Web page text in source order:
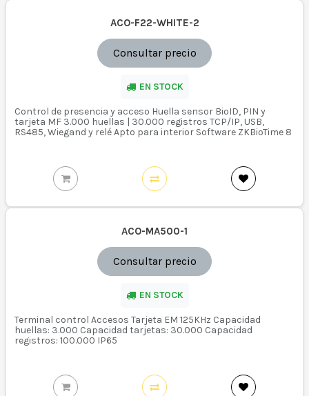
ACO-F22-WHITE-2
Consultar precio
EN STOCK
Control de presencia y acceso Huella sensor BioID, PIN y
tarjeta MF 3.000 huellas | 30.000 registros TCP/IP, USB,
RS485, Wiegand y relé Apto para interior Software ZKBioTime 8
ACO-MA500-1
Consultar precio
EN STOCK
Terminal control Accesos Tarjeta EM 125KHz Capacidad
huellas: 3.000 Capacidad tarjetas: 30.000 Capacidad
registros: 100.000 IP65